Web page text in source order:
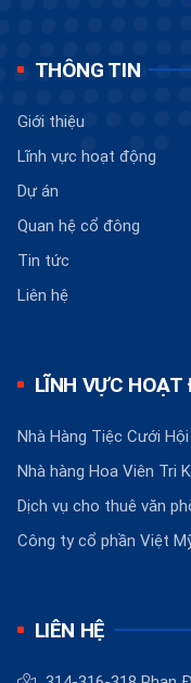
THÔNG TIN
Giới thiệu
Lĩnh vực hoạt động
Dự án
Quan hệ cổ đông
Tin tức
Liên hệ
LĨNH VỰC HOẠT
Nhà Hàng Tiệc Cưới
Nhà hàng Hoa Viên Tri
Dịch vụ cho thuê văn
Công ty cổ phần Việt
LIÊN HỆ